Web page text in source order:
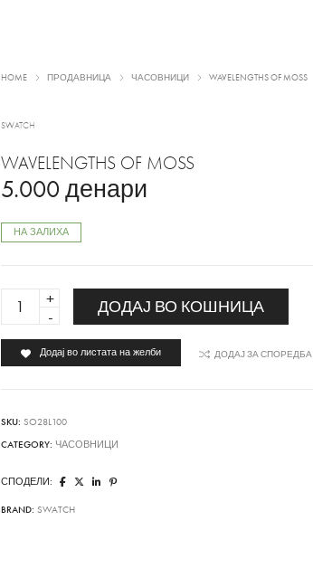
HOME ПРОДАВНИЦА ЧАСОВНИЦИ WAVELENGTHS OF MOSS
SWATCH
WAVELENGTHS OF MOSS
5.000денари
НА ЗАЛИХА
WAVELENGTHS
OF
MOSS
quantity
ДОДАЈ ВО КОШНИЦА
Додај во листата на желби ДОДАЈ ЗА СПОРЕДБА
SKU:SO28L100
CATEGORY: ЧАСОВНИЦИ
СПОДЕЛИ:
BRAND:SWATCH